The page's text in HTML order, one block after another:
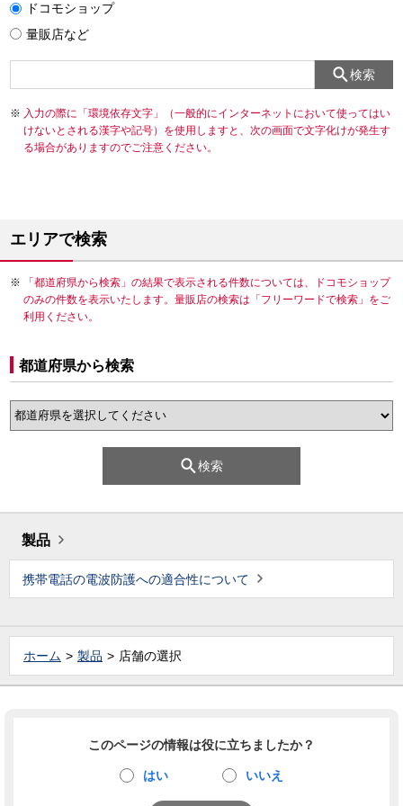
ドコモショップ
量販店など
検索
入力の際に「環境依存文字」（一般的にインターネットにおいて使ってはい
けないとされる漢字や記号）を使用しますと、次の画面で文字化けが発生す
る場合がありますのでご注意ください。
エリアで検索
「都道府県から検索」の結果で表示される件数については、ドコモショップ
のみの件数を表示いたします。量販店の検索は「フリーワードで検索」をご
利用ください。
都道府県から検索
検索
製品
携帯電話の電波防護への適合性について
ホーム 製品 店舗の選択
このページの情報は役に立ちましたか？
はい いいえ